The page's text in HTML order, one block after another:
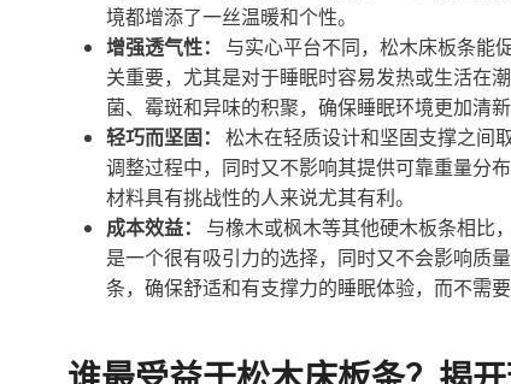
境都增添了一丝温暖和个性。
增强透气性：
与实心平台不同，松木床板条能
关重要，尤其是对于睡眠时容易发热或生活在
菌、霉斑和异味的积聚，确保睡眠环境更加清新
轻巧而坚固：
松木在轻质设计和坚固支撑之间
调整过程中，同时又不影响其提供可靠重量分
材料具有挑战性的人来说尤其有利。
成本效益：
与橡木或枫木等其他硬木板条相比
是一个很有吸引力的选择，同时又不会影响质
条，确保舒适和有支撑力的睡眠体验，而不需要